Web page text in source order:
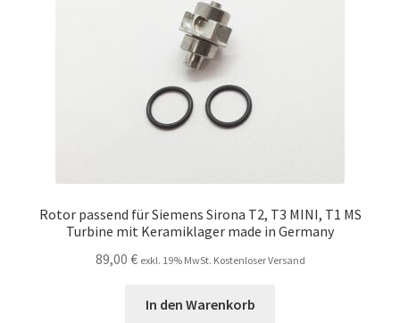
Rotor passend für Siemens Sirona T2, T3 MINI, T1 MS
Turbine mit Keramiklager made in Germany
89,00 € exkl. 19% MwSt. Kostenloser Versand
In den Warenkorb